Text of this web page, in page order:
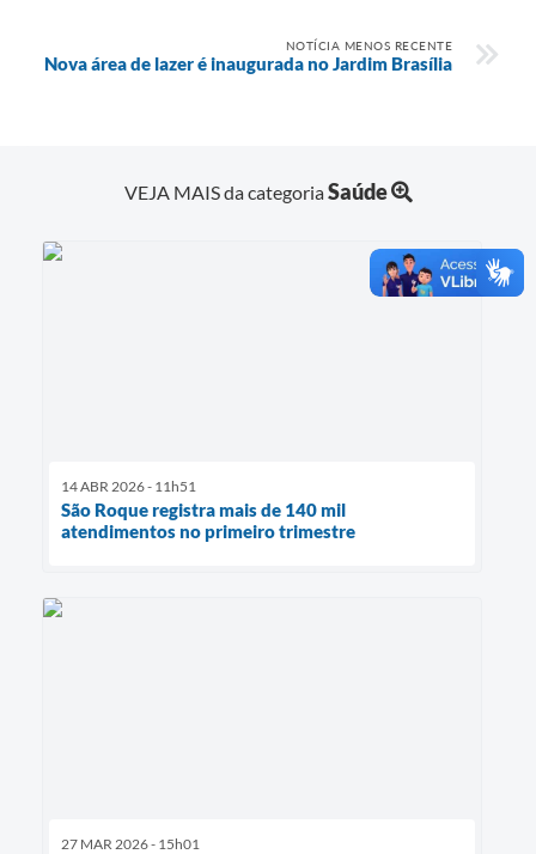
NOTÍCIA MENOS RECENTE
Nova área de lazer é inaugurada no Jardim Brasília
VEJA MAIS da categoriaSaúde
14 ABR 2026 - 11h51
São Roque registra mais de 140 mil
atendimentos no primeiro trimestre
27 MAR 2026 - 15h01